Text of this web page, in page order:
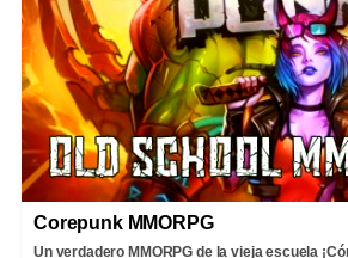
Corepunk MMORPG
Un verdadero MMORPG de la vieja escuela